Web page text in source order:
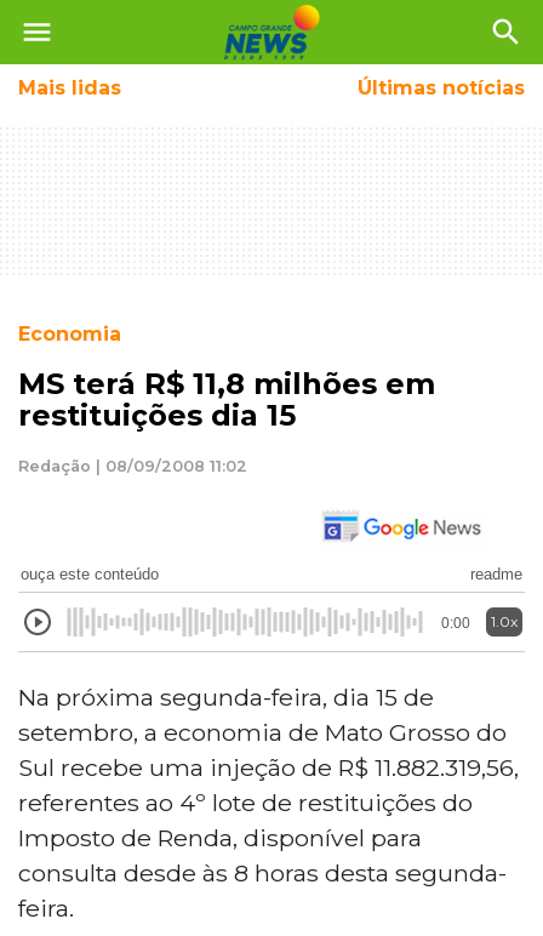
menu search
Mais lidas Últimas notícias
Economia
MS terá R$ 11,8 milhões em
restituições dia 15
Redação | 08/09/2008 11:02
ouça este conteúdo readme
0:00 1.0x
Na próxima segunda-feira, dia 15 de
setembro, a economia de Mato Grosso do
Sul recebe uma injeção de R$ 11.882.319,56,
referentes ao 4º lote de restituições do
Imposto de Renda, disponível para
consulta desde às 8 horas desta segunda-
feira.